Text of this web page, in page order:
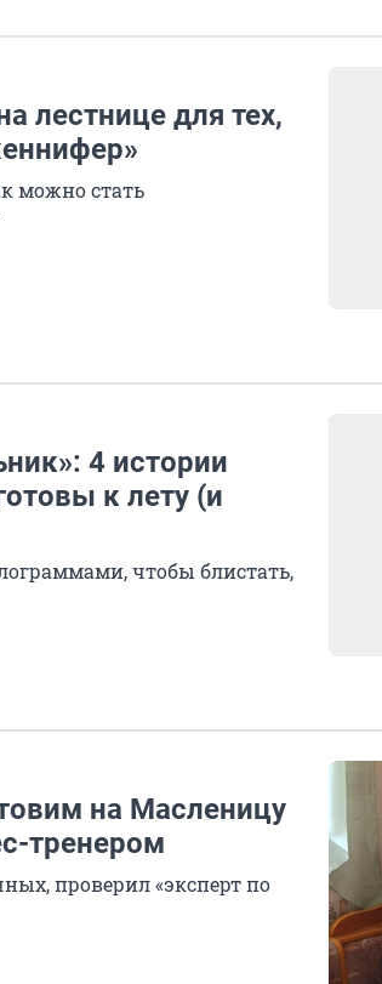
лестнице для тех,
можно стать
4 истории
к лету (и
чтобы блистать,
на Масленицу
тренером
проверил «эксперт по